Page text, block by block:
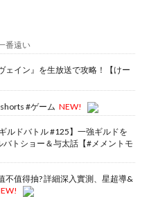
番遠い
ェイン』を生放送で攻略！【けー
#ゲーム NEW!
ルドバトル #125】一強ギルドを
トショー＆与太話【#メメントモ
不值得抽? 詳細深入實測、星超導&